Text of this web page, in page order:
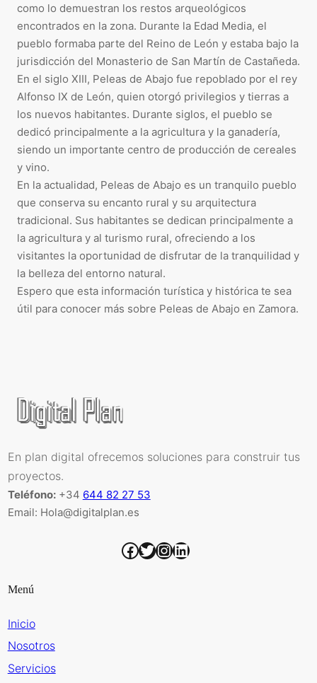
como lo demuestran los restos arqueológicos
encontrados en la zona. Durante la Edad Media, el
pueblo formaba parte del Reino de León y estaba bajo la
jurisdicción del Monasterio de San Martín de Castañeda.
En el siglo XIII, Peleas de Abajo fue repoblado por el rey
Alfonso IX de León, quien otorgó privilegios y tierras a
los nuevos habitantes. Durante siglos, el pueblo se
dedicó principalmente a la agricultura y la ganadería,
siendo un importante centro de producción de cereales
y vino.
En la actualidad, Peleas de Abajo es un tranquilo pueblo
que conserva su encanto rural y su arquitectura
tradicional. Sus habitantes se dedican principalmente a
la agricultura y al turismo rural, ofreciendo a los
visitantes la oportunidad de disfrutar de la tranquilidad y
la belleza del entorno natural.
Espero que esta información turística y histórica te sea
útil para conocer más sobre Peleas de Abajo en Zamora.
En plan digital ofrecemos soluciones para construir tus
proyectos.
Teléfono:+34 644 82 27 53
Email: Hola@digitalplan.es
Facebook Twitter InstagramLinkedIn
Menú
Inicio
Nosotros
Servicios